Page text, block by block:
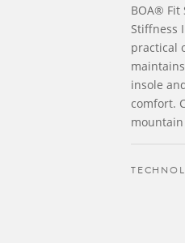
BOA® Fit
Stiffness
practical
insole
comfort.